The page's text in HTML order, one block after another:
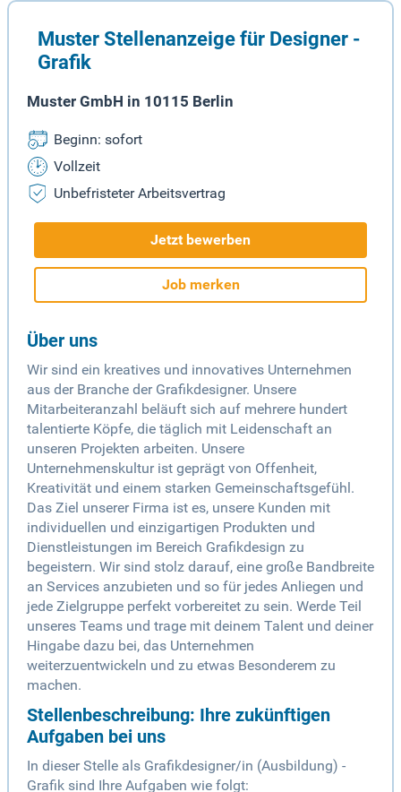
Muster Stellenanzeige für Designer -
Grafik
Muster GmbH in 10115 Berlin
Beginn: sofort
Vollzeit
Unbefristeter Arbeitsvertrag
Jetzt bewerben
Job merken
Über uns
Wir sind ein kreatives und innovatives Unternehmen
aus der Branche der Grafikdesigner. Unsere
Mitarbeiteranzahl beläuft sich auf mehrere hundert
talentierte Köpfe, die täglich mit Leidenschaft an
unseren Projekten arbeiten. Unsere
Unternehmenskultur ist geprägt von Offenheit,
Kreativität und einem starken Gemeinschaftsgefühl.
Das Ziel unserer Firma ist es, unsere Kunden mit
individuellen und einzigartigen Produkten und
Dienstleistungen im Bereich Grafikdesign zu
begeistern. Wir sind stolz darauf, eine große Bandbreite
an Services anzubieten und so für jedes Anliegen und
jede Zielgruppe perfekt vorbereitet zu sein. Werde Teil
unseres Teams und trage mit deinem Talent und deiner
Hingabe dazu bei, das Unternehmen
weiterzuentwickeln und zu etwas Besonderem zu
machen.
Stellenbeschreibung: Ihre zukünftigen
Aufgaben bei uns
In dieser Stelle als Grafikdesigner/in (Ausbildung) -
Grafik sind Ihre Aufgaben wie folgt: